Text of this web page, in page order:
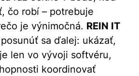
čo robí – potrebuje
je výnimočná. REIN IT
sa ďalej: ukázať,
len vo vývoji softvéru,
koordinovať